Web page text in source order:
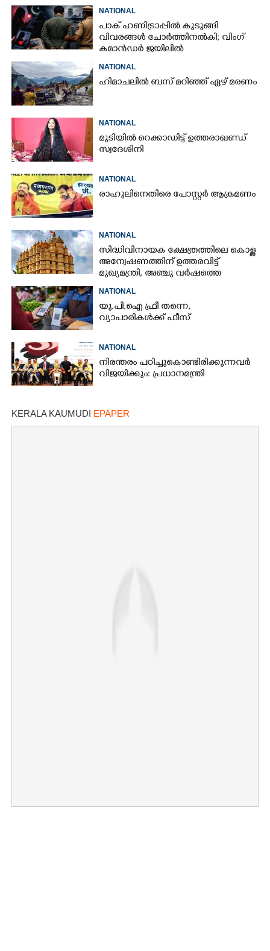
NATIONAL
പാക് ഹണിട്രാപ്പിൽ കുടുങ്ങി
വിവരങ്ങൾ ചോർത്തിനൽകി;​ വിംഗ്
കമാൻഡർ ജയിലിൽ
NATIONAL
ഹിമാചലിൽ ബസ് മറിഞ്ഞ് ഏഴ് മരണം
NATIONAL
മുടിയിൽ റെക്കാഡിട്ട് ഉത്തരാഖണ്ഡ്
സ്വദേശിനി
NATIONAL
രാഹുലിനെതിരെ പോസ്റ്റർ ആക്രമണം
NATIONAL
സിദ്ധിവിനായക ക്ഷേത്രത്തിലെ കൊള്ള
അന്വേഷണത്തിന് ഉത്തരവിട്ട്
മുഖ്യമന്ത്രി, അഞ്ചു വർഷത്തെ
NATIONAL
യു.പി.ഐ ഫ്രീ തന്നെ,
വ്യാപാരികൾക്ക് ഫീസ്
NATIONAL
നിരന്തരം പഠിച്ചുകൊണ്ടിരിക്കുന്നവർ
വിജയിക്കും: പ്രധാനമന്ത്രി
KERALA KAUMUDI EPAPER